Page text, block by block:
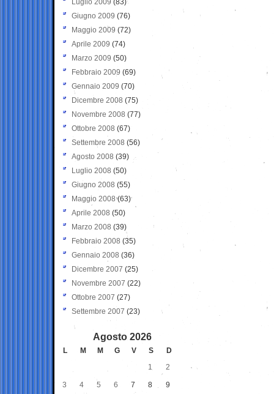
Luglio 2009 (83)
Giugno 2009 (76)
Maggio 2009 (72)
Aprile 2009 (74)
Marzo 2009 (50)
Febbraio 2009 (69)
Gennaio 2009 (70)
Dicembre 2008 (75)
Novembre 2008 (77)
Ottobre 2008 (67)
Settembre 2008 (56)
Agosto 2008 (39)
Luglio 2008 (50)
Giugno 2008 (55)
Maggio 2008(63)
Aprile 2008 (50)
Marzo 2008 (39)
Febbraio 2008 (35)
Gennaio 2008 (36)
Dicembre 2007 (25)
Novembre 2007 (22)
Ottobre 2007 (27)
Settembre 2007 (23)
Agosto 2026
L M M G V S
D
1
2
3 4 5 6 7 8 9